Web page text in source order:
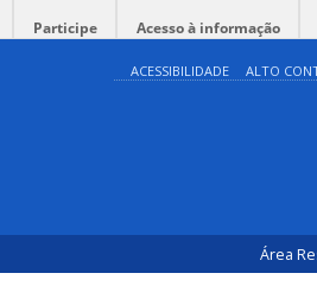
Participe Acesso à informação
ACESSIBILIDADE ALTO
Área